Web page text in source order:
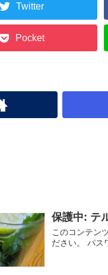
Twitter
Pocket
保護中: テ
このコンテン
ださい。 パス